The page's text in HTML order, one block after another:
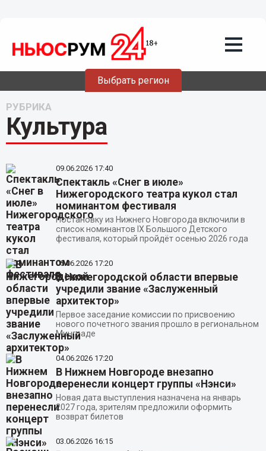
Выбрать регион
РУБРИКА
Культура
09.06.2026 17:40
Спектакль «Снег в июле»
Нижегородского театра кукол стал
номинантом фестиваля
Постановку из Нижнего Новгорода включили в
список номинантов IX Большого Детского
фестиваля, который пройдёт осенью 2026 года
05.06.2026 17:20
В Нижегородской области впервые
учредили звание «Заслуженный
архитектор»
Первое заседание комиссии по присвоению
нового почетного звания прошло в региональном
Минграде
04.06.2026 17:20
В Нижнем Новгороде внезапно
перенесли концерт группы «Нэнси»
Новая дата выступления назначена на январь
2027 года, зрителям предложили оформить
возврат билетов
03.06.2026 16:15